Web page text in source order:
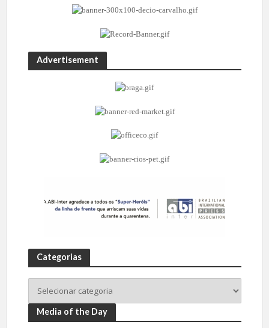
Advertisement
Categorias
Media of the Day